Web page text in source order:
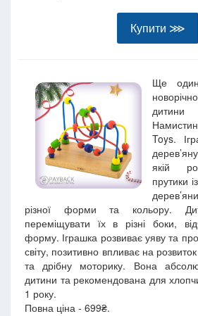
Купити ⋙
Ще один
Toys.
якій
прутики
різної форми та кольору.
переміщувати їх в різні боки,
форму. Іграшка розвиває уяву та
світу, позитивно впливає на
та дрібну моторику. Вона
дитини та рекомендована для
1 року.
Повна ціна - 699₴.